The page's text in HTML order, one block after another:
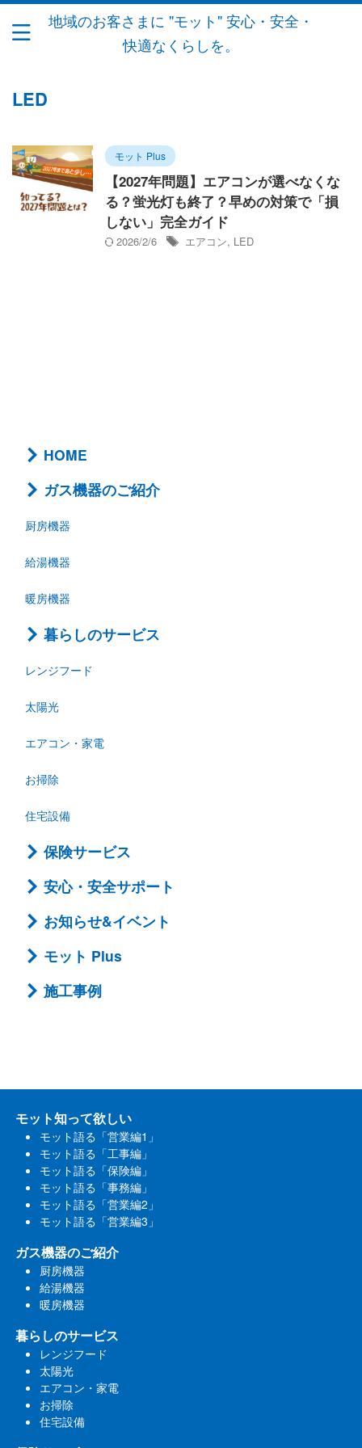
地域のお客さまに "モット" 安心・安全・
快適なくらしを。
LED
モット Plus
【2027年問題】エアコンが選べなくな
る？蛍光灯も終了？早めの対策で「損
しない」完全ガイド
2026/2/6 エアコン, LED
HOME
ガス機器のご紹介
厨房機器
給湯機器
暖房機器
暮らしのサービス
レンジフード
太陽光
エアコン・家電
お掃除
住宅設備
保険サービス
安心・安全サポート
お知らせ&イベント
モット Plus
施工事例
モット知って欲しい
モット語る「営業編1」
モット語る「工事編」
モット語る「保険編」
モット語る「事務編」
モット語る「営業編2」
モット語る「営業編3」
ガス機器のご紹介
厨房機器
給湯機器
暖房機器
暮らしのサービス
レンジフード
太陽光
エアコン・家電
お掃除
住宅設備